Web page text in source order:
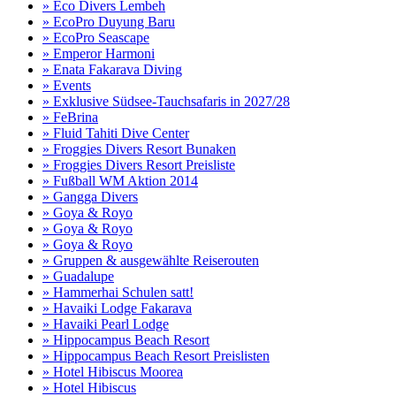
» Eco Divers Lembeh
» EcoPro Duyung Baru
» EcoPro Seascape
» Emperor Harmoni
» Enata Fakarava Diving
» Events
» Exklusive Südsee-Tauchsafaris in 2027/28
» FeBrina
» Fluid Tahiti Dive Center
» Froggies Divers Resort Bunaken
» Froggies Divers Resort Preisliste
» Fußball WM Aktion 2014
» Gangga Divers
» Goya & Royo
» Goya & Royo
» Goya & Royo
» Gruppen & ausgewählte Reiserouten
» Guadalupe
» Hammerhai Schulen satt!
» Havaiki Lodge Fakarava
» Havaiki Pearl Lodge
» Hippocampus Beach Resort
» Hippocampus Beach Resort Preislisten
» Hotel Hibiscus Moorea
» Hotel Hibiscus